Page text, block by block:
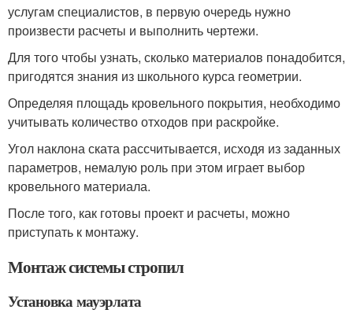
услугам специалистов, в первую очередь нужно
произвести расчеты и выполнить чертежи.
Для того чтобы узнать, сколько материалов понадобится,
пригодятся знания из школьного курса геометрии.
Определяя площадь кровельного покрытия, необходимо
учитывать количество отходов при раскройке.
Угол наклона ската рассчитывается, исходя из заданных
параметров, немалую роль при этом играет выбор
кровельного материала.
После того, как готовы проект и расчеты, можно
приступать к монтажу.
Монтаж системы стропил
Установка мауэрлата